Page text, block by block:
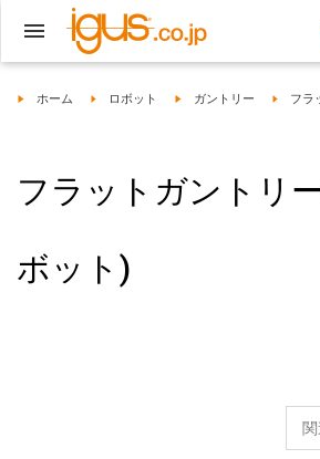
igus-icon-arrow-right
ホーム igus-icon-arrow-right
ロボット igus-icon-arrow-right
ガントリー igus-
フラ
フラットガントリ
ボット)